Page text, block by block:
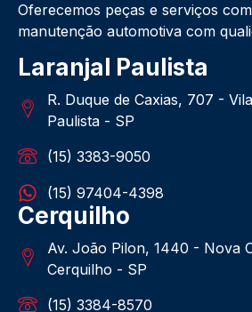
Oferecemos peças e serviços
manutenção automotiva com
Laranjal Paulista
R. Duque de Caxias, 707 -
Paulista - SP
(15) 3383-9050
(15) 97404-4398
Cerquilho
Av. João Pilon, 1440 - Nova
Cerquilho - SP
(15) 3384-8570